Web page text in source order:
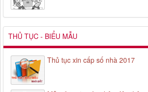
THỦ TỤC - BIỂU MẪU
Thủ tục xin cấp số nhà 2017